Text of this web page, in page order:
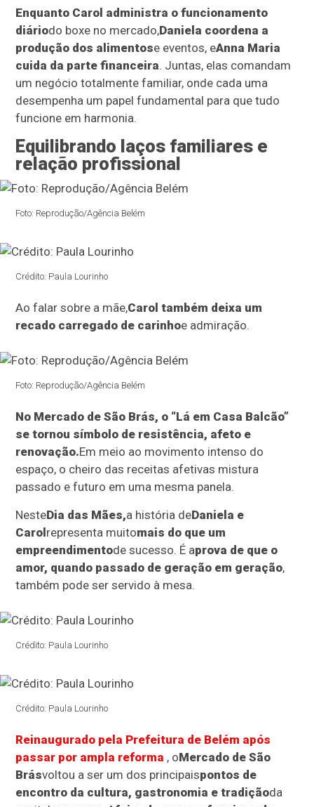
Enquanto Carol administra o funcionamento
diáriodo boxe no mercado,Daniela coordena a
produção dos alimentose eventos, eAnna Maria
cuida da parte financeira. Juntas, elas comandam
um negócio totalmente familiar, onde cada uma
desempenha um papel fundamental para que tudo
funcione em harmonia.
Equilibrando laços familiares e
relação profissional
Foto: Reprodução/Agência Belém
Crédito: Paula Lourinho
Ao falar sobre a mãe,Carol também deixa um
recado carregado de carinhoe admiração.
Foto: Reprodução/Agência Belém
No Mercado de São Brás, o “Lá em Casa Balcão”
se tornou símbolo de resistência, afeto e
renovação.Em meio ao movimento intenso do
espaço, o cheiro das receitas afetivas mistura
passado e futuro em uma mesma panela.
NesteDia das Mães,a história deDaniela e
Carolrepresenta muitomais do que um
empreendimentode sucesso. É aprova de que o
amor, quando passado de geração em geração,
também pode ser servido à mesa.
Crédito: Paula Lourinho
Crédito: Paula Lourinho
Reinaugurado pela Prefeitura de Belém após
passar por ampla reforma , oMercado de São
Brásvoltou a ser um dos principaispontos de
encontro da cultura, gastronomia e tradiçãoda